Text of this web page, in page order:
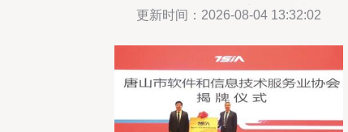
Shopify条码 软件与操作指南
更新时间：2026-08-04 13:32:02